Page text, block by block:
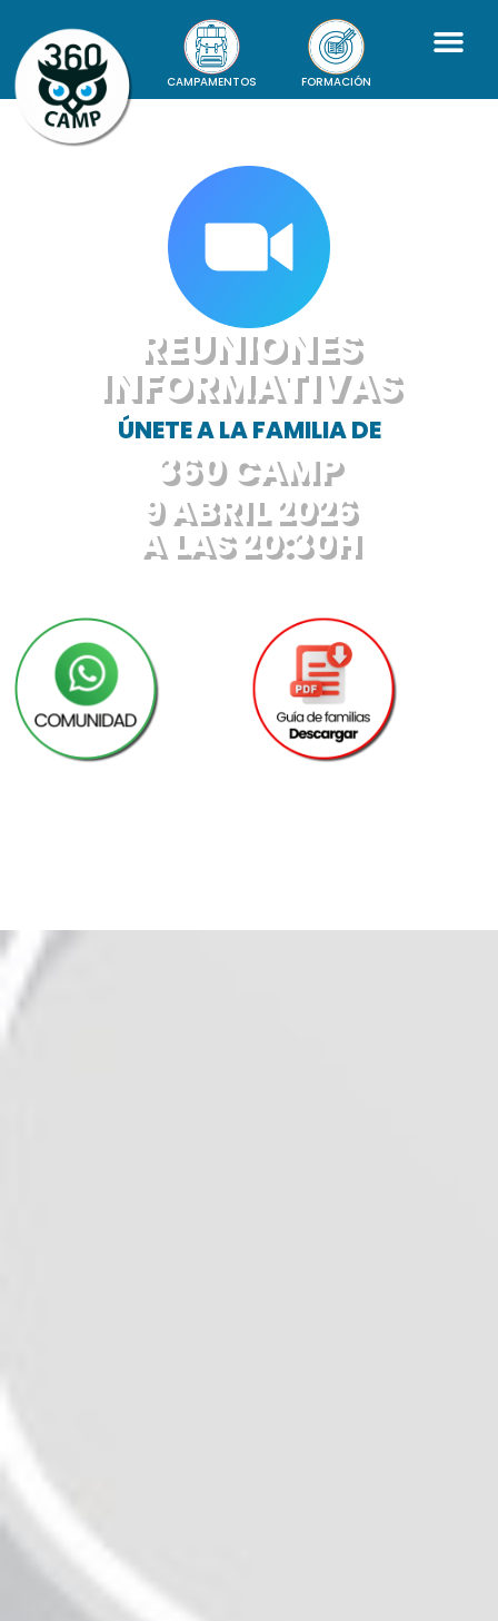
CAMPAMENTOS FORMACIÓN
REUNIONES
INFORMATIVAS
ÚNETE A LA FAMILIA DE
360 CAMP
9 ABRIL 2026
A LAS 20:30H